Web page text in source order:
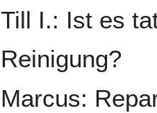
Till I.: Ist es
Reinigung?
Marcus: